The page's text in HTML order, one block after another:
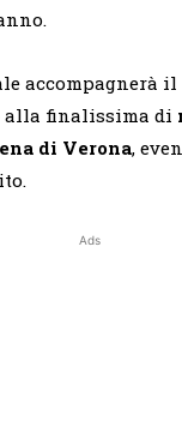
accompagnerà il
alla finalissima di
di Verona,
Ads